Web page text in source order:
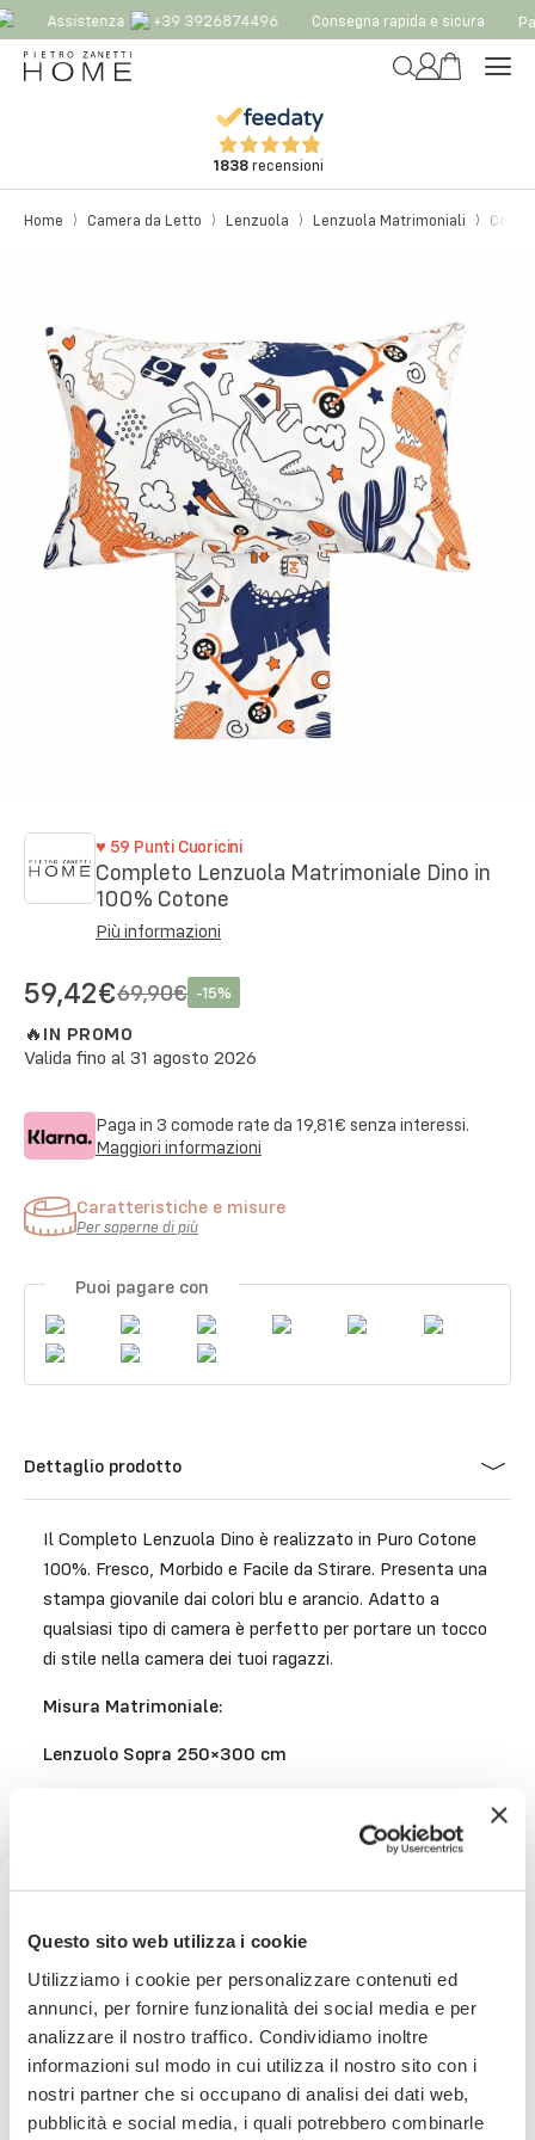
Questo sito web utilizza i cookie
Utilizziamo i cookie per personalizzare contenuti ed
annunci, per fornire funzionalità dei social media e per
analizzare il nostro traffico. Condividiamo inoltre
informazioni sul modo in cui utilizza il nostro sito con i
nostri partner che si occupano di analisi dei dati web,
pubblicità e social media, i quali potrebbero combinarle
Assistenza +39 3926874496 Consegna rapida e sicura
1838recensioni
Home Camera da Letto Lenzuola Lenzuola Matrimoniali
♥ 59 Punti Cuoricini
Completo Lenzuola Matrimoniale Dino in
100% Cotone
Più informazioni
59,42€69,90€ -15%
🔥 IN PROMO
Valida fino al 31 agosto 2026
Paga in 3 comode rate da 19,81€ senza interessi.
Maggiori informazioni
Caratteristiche e misure
Per saperne di più
Puoi pagare con
Dettaglio prodotto
Il Completo Lenzuola Dino è realizzato in Puro Cotone
100%. Fresco, Morbido e Facile da Stirare. Presenta una
stampa giovanile dai colori blu e arancio. Adatto a
qualsiasi tipo di camera è perfetto per portare un tocco
di stile nella camera dei tuoi ragazzi.
Misura Matrimoniale:
Lenzuolo Sopra 250×300 cm
Consegna in 24/48 ore.
Per saperne di più
Pagain comode rate con
Per saperne di più
Ricevi uno sconto del 10% sul
tuo prossimo ordine
Iscriviti subito alla nostra newsletter
La tua email